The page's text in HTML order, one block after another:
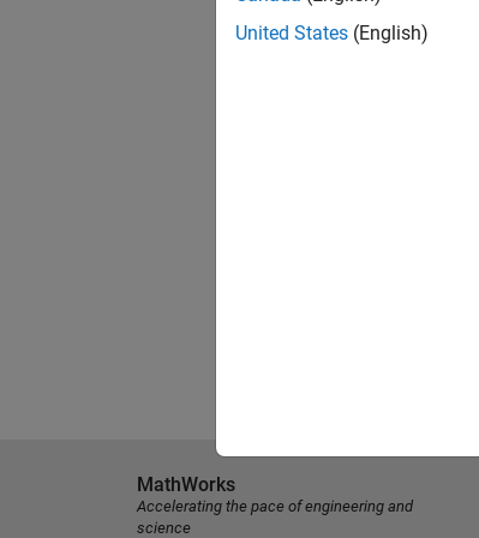
United States (English)
MathWorks
Accelerating the pace of engineering and
science